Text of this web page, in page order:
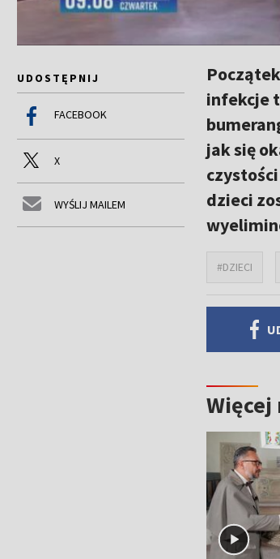
UDOSTĘPNIJ
FACEBOOK
X
WYŚLIJ MAILEM
infekcje
jak się
dzieci
#DZIECI